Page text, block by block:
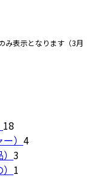
み表示となります（3月
18
個
の
商
） 44
3
1